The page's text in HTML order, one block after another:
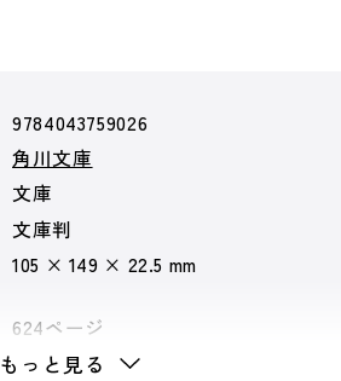
9784043759026
角川文庫
文庫
文庫判
105 × 149 × 22.5 mm
624ページ
もっと見る